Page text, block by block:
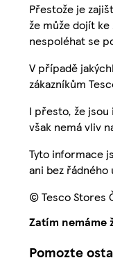
Přestože je
že může dojít
nespoléhat se
V případě
zákazníkům
I přesto, že
však nemá vliv
Tyto informace
ani bez
© Tesco Stores
Zatím nemáme
Pomozte